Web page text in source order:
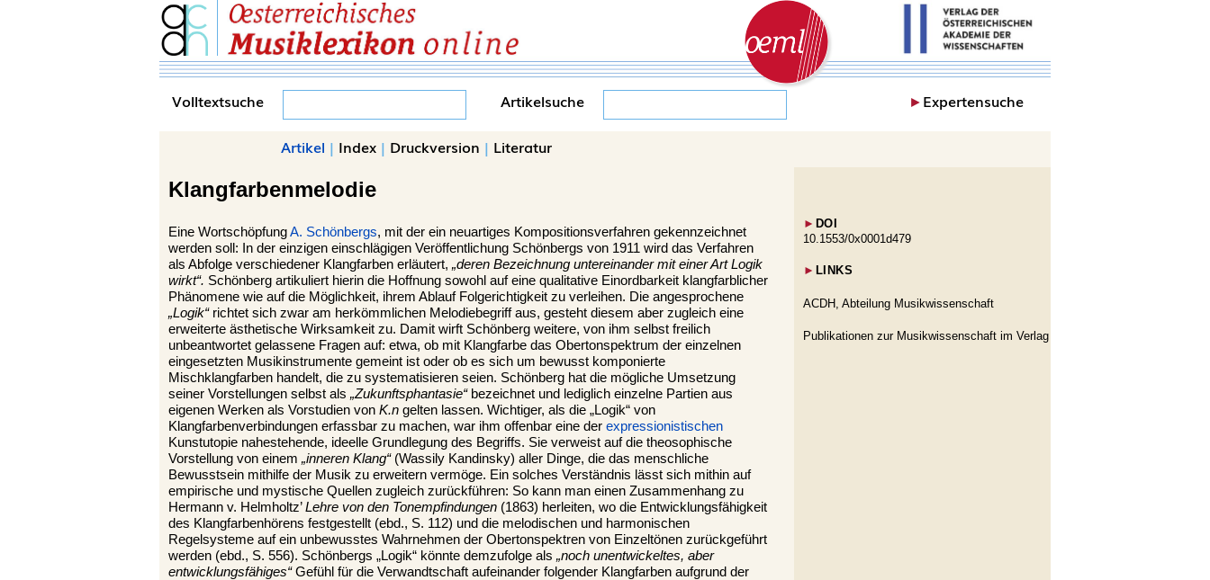
Volltextsuche Artikelsuche ►Expertensuche
Artikel | Index | Druckversion | Literatur
Klangfarbenmelodie
Eine WortschöpfungA. Schönbergs, mit der ein neuartiges Kompositionsverfahren gekennzeichnet
werden soll: In der einzigen einschlägigen Veröffentlichung Schönbergs von 1911 wird das Verfahren
als Abfolge verschiedener Klangfarben erläutert, „deren Bezeichnung untereinander mit einer Art Logik
wirkt“. Schönberg artikuliert hierin die Hoffnung sowohl auf eine qualitative Einordbarkeit klangfarblicher
Phänomene wie auf die Möglichkeit, ihrem Ablauf Folgerichtigkeit zu verleihen. Die angesprochene
„Logik“richtet sich zwar am herkömmlichen Melodiebegriff aus, gesteht diesem aber zugleich eine
erweiterte ästhetische Wirksamkeit zu. Damit wirft Schönberg weitere, von ihm selbst freilich
unbeantwortet gelassene Fragen auf: etwa, ob mit Klangfarbe das Obertonspektrum der einzelnen
eingesetzten Musikinstrumente gemeint ist oder ob es sich um bewusst komponierte
Mischklangfarben handelt, die zu systematisieren seien. Schönberg hat die mögliche Umsetzung
seiner Vorstellungen selbst als „Zukunftsphantasie“bezeichnet und lediglich einzelne Partien aus
eigenen Werken als Vorstudien von K.n gelten lassen. Wichtiger, als die „Logik“ von
Klangfarbenverbindungen erfassbar zu machen, war ihm offenbar eine der expressionistischen
Kunstutopie nahestehende, ideelle Grundlegung des Begriffs. Sie verweist auf die theosophische
Vorstellung von einem „inneren Klang“(Wassily Kandinsky) aller Dinge, die das menschliche
Bewusstsein mithilfe der Musik zu erweitern vermöge. Ein solches Verständnis lässt sich mithin auf
empirische und mystische Quellen zugleich zurückführen: So kann man einen Zusammenhang zu
Hermann v. Helmholtz’Lehre von den Tonempfindungen (1863) herleiten, wo die Entwicklungsfähigkeit
des Klangfarbenhörens festgestellt (ebd., S. 112) und die melodischen und harmonischen
Regelsysteme auf ein unbewusstes Wahrnehmen der Obertonspektren von Einzeltönen zurückgeführt
werden (ebd., S. 556). Schönbergs „Logik“ könnte demzufolge als „noch unentwickeltes, aber
entwicklungsfähiges“Gefühl für die Verwandtschaft aufeinander folgender Klangfarben aufgrund der
► DOI
10.1553/0x0001d479
► LINKS
ACDH, Abteilung Musikwissenschaft
Publikationen zur Musikwissenschaft im Verlag